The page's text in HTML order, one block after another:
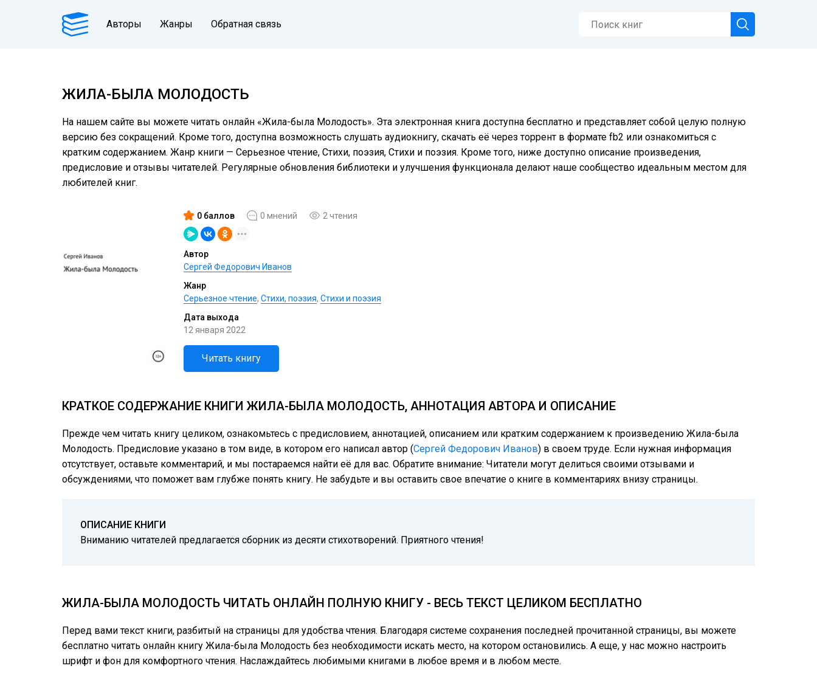
Авторы Жанры Обратная связь
ЖИЛА-БЫЛА МОЛОДОСТЬ
На нашем сайте вы можете читать онлайн «Жила-была Молодость». Эта электронная книга доступна бесплатно и представляет собой целую полную
версию без сокращений. Кроме того, доступна возможность слушать аудиокнигу, скачать её через торрент в формате fb2 или ознакомиться с
кратким содержанием. Жанр книги — Серьезное чтение, Cтихи, поэзия, Стихи и поэзия. Кроме того, ниже доступно описание произведения,
предисловие и отзывы читателей. Регулярные обновления библиотеки и улучшения функционала делают наше сообщество идеальным местом для
любителей книг.
0 баллов 0 мнений 2 чтения
Автор
Сергей Федорович Иванов
Жанр
Серьезное чтение, Cтихи, поэзия, Стихи и поэзия
Дата выхода
12 января 2022
Читать книгу
КРАТКОЕ СОДЕРЖАНИЕ КНИГИ ЖИЛА-БЫЛА МОЛОДОСТЬ, АННОТАЦИЯ АВТОРА И ОПИСАНИЕ
Прежде чем читать книгу целиком, ознакомьтесь с предисловием, аннотацией, описанием или кратким содержанием к произведению Жила-была
Молодость. Предисловие указано в том виде, в котором его написал автор (Сергей Федорович Иванов) в своем труде. Если нужная информация
отсутствует, оставьте комментарий, и мы постараемся найти её для вас. Обратите внимание: Читатели могут делиться своими отзывами и
обсуждениями, что поможет вам глубже понять книгу. Не забудьте и вы оставить свое впечатие о книге в комментариях внизу страницы.
ОПИСАНИЕ КНИГИ
Вниманию читателей предлагается сборник из десяти стихотворений. Приятного чтения!
ЖИЛА-БЫЛА МОЛОДОСТЬ ЧИТАТЬ ОНЛАЙН ПОЛНУЮ КНИГУ - ВЕСЬ ТЕКСТ ЦЕЛИКОМ БЕСПЛАТНО
Перед вами текст книги, разбитый на страницы для удобства чтения. Благодаря системе сохранения последней прочитанной страницы, вы можете
бесплатно читать онлайн книгу Жила-была Молодость без необходимости искать место, на котором остановились. А еще, у нас можно настроить
шрифт и фон для комфортного чтения. Наслаждайтесь любимыми книгами в любое время и в любом месте.